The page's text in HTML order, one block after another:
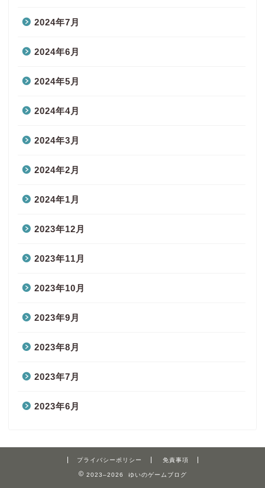
2024年7月
2024年6月
2024年5月
2024年4月
2024年3月
2024年2月
2024年1月
2023年12月
2023年11月
2023年10月
2023年9月
2023年8月
2023年7月
2023年6月
プライバシーポリシー 免責事項
2023–2026 ゆいのゲームブログ